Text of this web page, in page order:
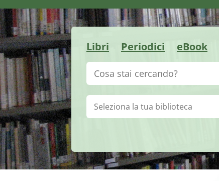
Libri Periodici eBook
Cerca su "Catalogo"
Biblioteca: